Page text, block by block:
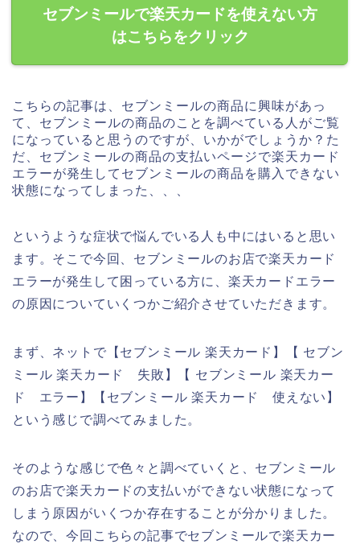
セブンミールで楽天カードを使えない方
はこちらをクリック
こちらの記事は、セブンミールの商品に興味があっ
て、セブンミールの商品のことを調べている人がご覧
になっていると思うのですが、いかがでしょうか？た
だ、セブンミールの商品の支払いページで楽天カード
エラーが発生してセブンミールの商品を購入できない
状態になってしまった、、、
というような症状で悩んでいる人も中にはいると思い
ます。そこで今回、セブンミールのお店で楽天カード
エラーが発生して困っている方に、楽天カードエラー
の原因についていくつかご紹介させていただきます。
まず、ネットで【セブンミール 楽天カード】【 セブン
ミール 楽天カード 失敗】【 セブンミール 楽天カー
ド エラー】【セブンミール 楽天カード 使えない】
という感じで調べてみました。
そのような感じで色々と調べていくと、セブンミール
のお店で楽天カードの支払いができない状態になって
しまう原因がいくつか存在することが分かりました。
なので、今回こちらの記事でセブンミールで楽天カー